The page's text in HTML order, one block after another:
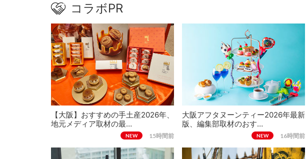
コラボPR
【大阪】おすすめの手土産2026年、
地元メディア取材の最…
NEW 15時間前
大阪アフタヌーンティー2026年最新
版、編集部取材のおす…
NEW 16時間前